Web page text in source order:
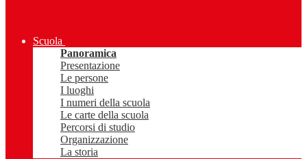
Scuola
Panoramica
Presentazione
Le persone
I luoghi
I numeri della scuola
Le carte della scuola
Percorsi di studio
Organizzazione
La storia